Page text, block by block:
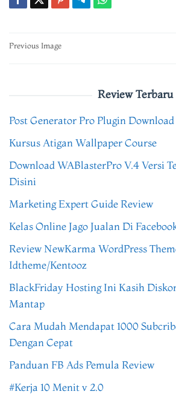
Post
Previous Image
Review Terbaru
Post Generator Pro Plugin
Kursus Atigan Wallpaper Course
Download WABlasterPro V.4 Versi
Disini
Marketing Expert Guide Review
Kelas Online Jago Jualan Di
Review NewKarma WordPress
Idtheme/Kentooz
BlackFriday Hosting Ini Kasih
Mantap
Cara Mudah Mendapat 1000
Dengan Cepat
Panduan FB Ads Pemula Review
#Kerja 10 Menit v 2.0